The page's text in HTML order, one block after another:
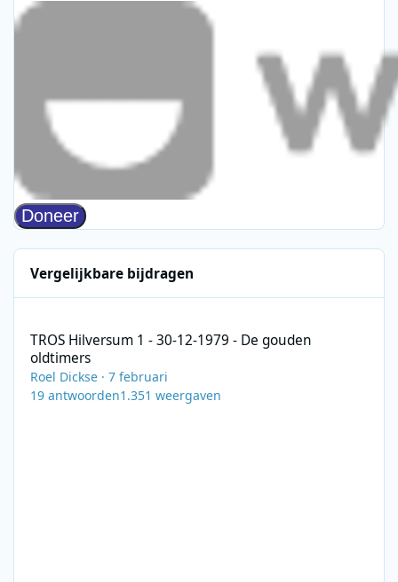
Vergelijkbare bijdragen
TROS Hilversum 1 - 30-12-1979 - De gouden
oldtimers
Roel Dickse ·7 februari
19 antwoorden1.351 weergaven